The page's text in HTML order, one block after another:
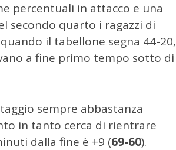
percentuali in attacco e una
secondo quarto i ragazzi di
il tabellone segna 44-20,
a fine primo tempo sotto di
sempre abbastanza
in tanto cerca di rientrare
dalla fine è +9 (69-60).